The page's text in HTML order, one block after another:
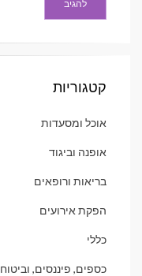
קטגוריות
אוכל ומסעדות
אופנה וביגוד
בריאות ורופאים
הפקת אירועים
כללי
כספים, פיננסים, וביטוח